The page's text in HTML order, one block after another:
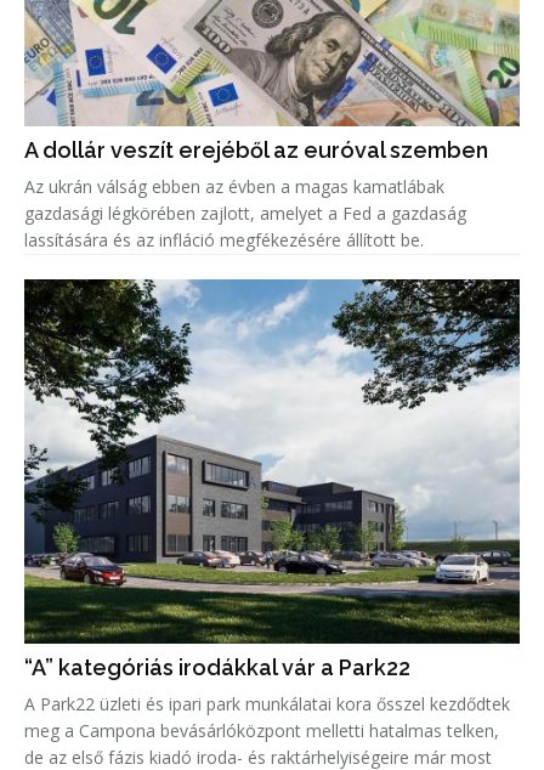
A dollár veszít erejéből az euróval szemben
Az ukrán válság ebben az évben a magas kamatlábak
gazdasági légkörében zajlott, amelyet a Fed a gazdaság
lassítására és az infláció megfékezésére állított be.
“A” kategóriás irodákkal vár a Park22
A Park22 üzleti és ipari park munkálatai kora ősszel kezdődtek
meg a Campona bevásárlóközpont melletti hatalmas telken,
de az első fázis kiadó iroda- és raktárhelyiségeire már most